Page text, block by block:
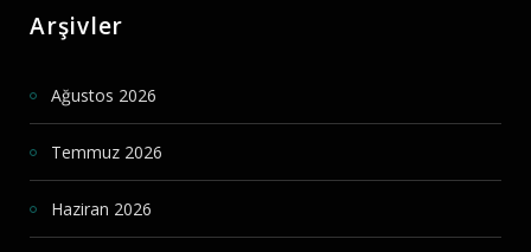
Arşivler
Ağustos 2026
Temmuz 2026
Haziran 2026